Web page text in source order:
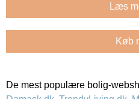
Læs
Køb
De mest populære bolig-